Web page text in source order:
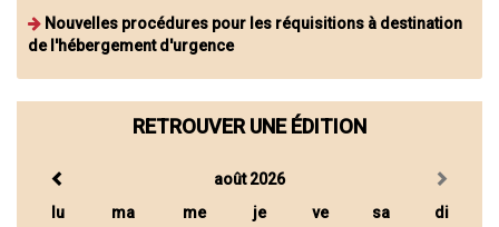
Nouvelles procédures pour les réquisitions à destination
de l'hébergement d'urgence
RETROUVER UNE ÉDITION
août 2026
lu
ma me je ve sa di